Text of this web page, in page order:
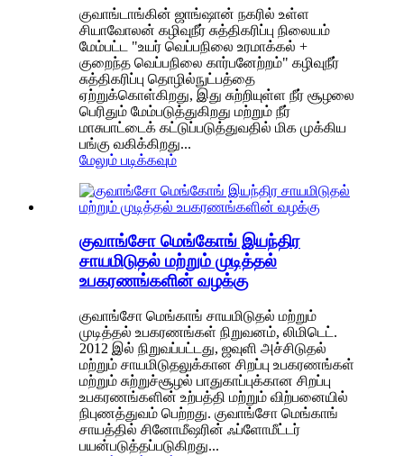
குவாங்டாங்கின் ஜாங்ஷான் நகரில் உள்ள
சியாவோலன் கழிவுநீர் சுத்திகரிப்பு நிலையம்
மேம்பட்ட "உயர் வெப்பநிலை உரமாக்கல் +
குறைந்த வெப்பநிலை கார்பனேற்றம்" கழிவுநீர்
சுத்திகரிப்பு தொழில்நுட்பத்தை
ஏற்றுக்கொள்கிறது, இது சுற்றியுள்ள நீர் சூழலை
பெரிதும் மேம்படுத்துகிறது மற்றும் நீர்
மாசுபாட்டைக் கட்டுப்படுத்துவதில் மிக முக்கிய
பங்கு வகிக்கிறது...
மேலும் படிக்கவும்
குவாங்சோ மெங்கோங் இயந்திர
சாயமிடுதல் மற்றும் முடித்தல்
உபகரணங்களின் வழக்கு
குவாங்சோ மெங்காங் சாயமிடுதல் மற்றும்
முடித்தல் உபகரணங்கள் நிறுவனம், லிமிடெட்.
2012 இல் நிறுவப்பட்டது, ஜவுளி அச்சிடுதல்
மற்றும் சாயமிடுதலுக்கான சிறப்பு உபகரணங்கள்
மற்றும் சுற்றுச்சூழல் பாதுகாப்புக்கான சிறப்பு
உபகரணங்களின் உற்பத்தி மற்றும் விற்பனையில்
நிபுணத்துவம் பெற்றது. குவாங்சோ மெங்காங்
சாயத்தில் சினோமீஷரின் ஃப்ளோமீட்டர்
பயன்படுத்தப்படுகிறது...